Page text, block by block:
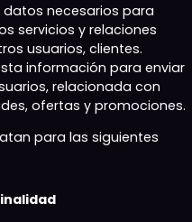
necesarios para
servicios y relaciones
usuarios, clientes.
información para enviar
relacionada con
ofertas y promociones.
para las siguientes